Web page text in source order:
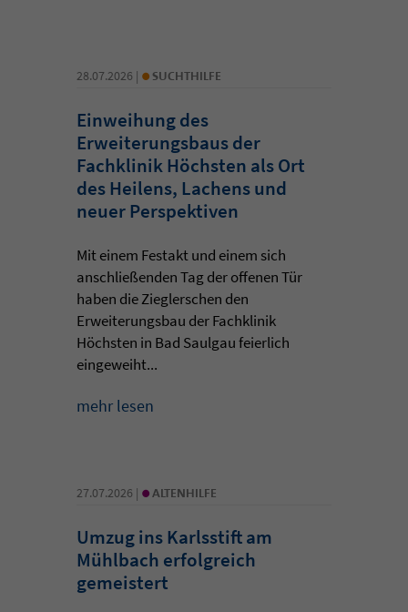
28.07.2026 | • SUCHTHILFE
Einweihung des
Erweiterungsbaus der
Fachklinik Höchsten als Ort
des Heilens, Lachens und
neuer Perspektiven
Mit einem Festakt und einem sich
anschließenden Tag der offenen Tür
haben die Zieglerschen den
Erweiterungsbau der Fachklinik
Höchsten in Bad Saulgau feierlich
eingeweiht...
mehr lesen
27.07.2026 | • ALTENHILFE
Umzug ins Karlsstift am
Mühlbach erfolgreich
gemeistert